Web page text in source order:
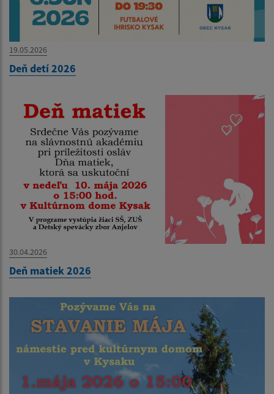
19.05.2026
Deň detí 2026
30.04.2026
Deň matiek 2026